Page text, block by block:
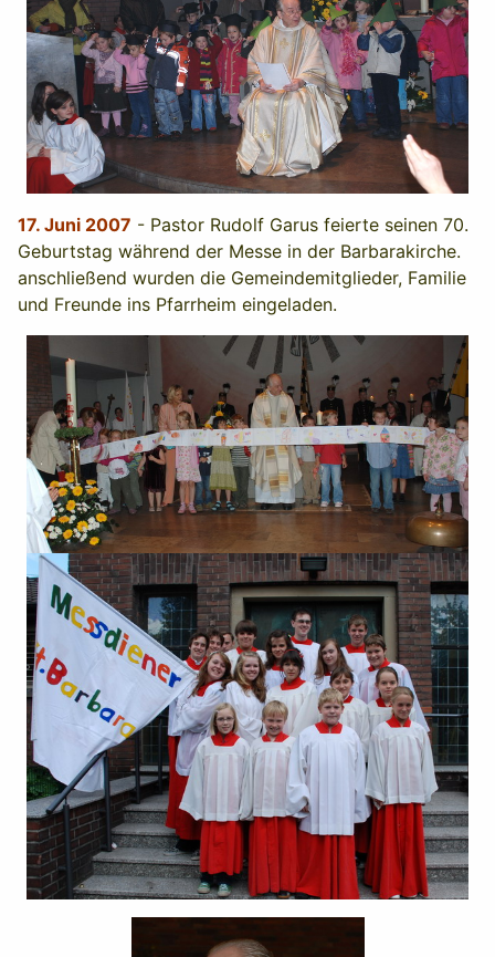
17. Juni 2007 - Pastor Rudolf Garus feierte seinen 70.
Geburtstag während der Messe in der Barbarakirche.
anschließend wurden die Gemeindemitglieder, Familie
und Freunde ins Pfarrheim eingeladen.